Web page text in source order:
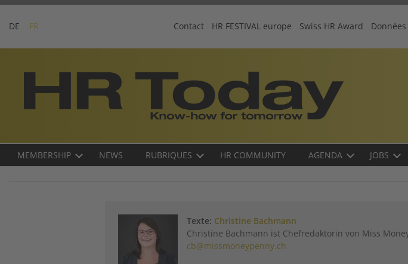
Skip
content
DE FR Contact HR FESTIVAL europe Swiss HR Award
Main
MEMBERSHIP NEWS RUBRIQUES HR COMMUNITY AGENDA JOBS
Texte: Christine Bachmann
Christine Bachmann ist Chefredaktorin von Miss
cb@missmoneypenny.ch